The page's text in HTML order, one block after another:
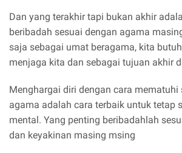
Dan yang terakhir tapi bukan akhir
beribadah sesuai dengan agama
saja sebagai umat beragama, kita
menjaga kita dan sebagai tujuan akhir
Menghargai diri dengan cara mematuhi
agama adalah cara terbaik untuk tetap
mental. Yang penting beribadahlah
dan keyakinan masing msing